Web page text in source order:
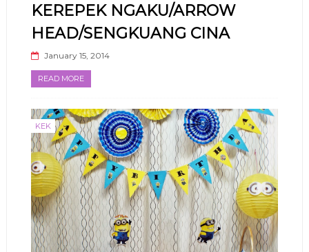
KEREPEK NGAKU/ARROW
HEAD/SENGKUANG CINA
January 15, 2014
READ MORE
KEK